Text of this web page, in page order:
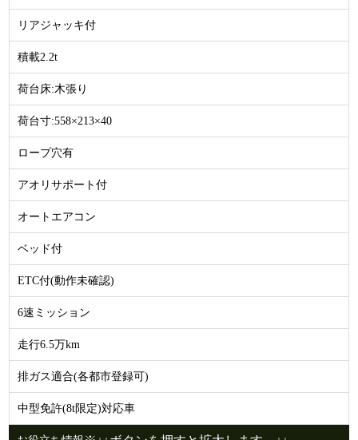
リアジャッキ付
積載2.2t
荷台床:木張り
荷台寸:558×213×40
ロープ穴有
アオリサポート付
オートエアコン
ベッド付
ETC付(動作未確認)
6速ミッション
走行6.5万km
排ガス適合(各都市登録可)
中型免許(8t限定)対応車